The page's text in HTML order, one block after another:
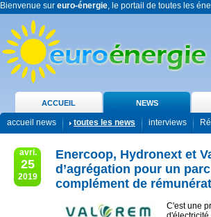
Bienvenue sur euro-énergie, le portail de toutes les
ACCUEIL NEWS
accueil news toutes les news interviews
avri.
25
2019
Enercoop, Hydronext et
d’agrégation pour un
complément de
C'est une